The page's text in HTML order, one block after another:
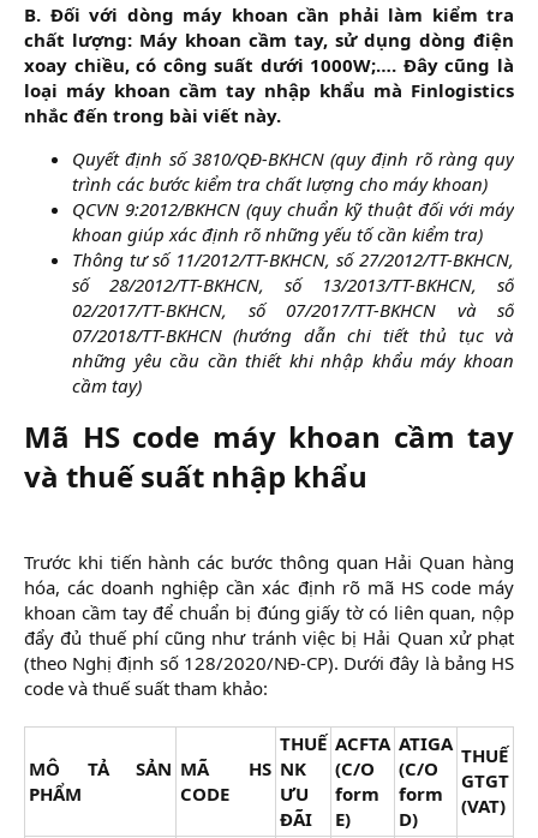
B. Đối với dòng máy khoan cần phải làm kiểm tra
chất lượng: Máy khoan cầm tay, sử dụng dòng điện
xoay chiều, có công suất dưới 1000W;…. Đây cũng là
loại máy khoan cầm tay nhập khẩu mà Finlogistics
nhắc đến trong bài viết này.
Quyết định số 3810/QĐ-BKHCN (quy định rõ ràng quy
trình các bước kiểm tra chất lượng cho máy khoan)
QCVN 9:2012/BKHCN (quy chuẩn kỹ thuật đối với máy
khoan giúp xác định rõ những yếu tố cần kiểm tra)
Thông tư số 11/2012/TT-BKHCN, số 27/2012/TT-BKHCN,
số 28/2012/TT-BKHCN, số 13/2013/TT-BKHCN, số
02/2017/TT-BKHCN, số 07/2017/TT-BKHCN và số
07/2018/TT-BKHCN (hướng dẫn chi tiết thủ tục và
những yêu cầu cần thiết khi nhập khẩu máy khoan
cầm tay)
Mã HS code máy khoan cầm tay
và thuế suất nhập khẩu​
Trước khi tiến hành các bước thông quan Hải Quan hàng
hóa, các doanh nghiệp cần xác định rõ mã HS code máy
khoan cầm tay để chuẩn bị đúng giấy tờ có liên quan, nộp
đẩy đủ thuế phí cũng như tránh việc bị Hải Quan xử phạt
(theo Nghị định số 128/2020/NĐ-CP). Dưới đây là bảng HS
code và thuế suất tham khảo:
MÔ TẢ SẢN
PHẨM
MÃ HS
CODE
THUẾ
NK
ƯU
ĐÃI
ACFTA
(C/O
form
E)
ATIGA
(C/O
form
D)
THUẾ
GTGT
(VAT)